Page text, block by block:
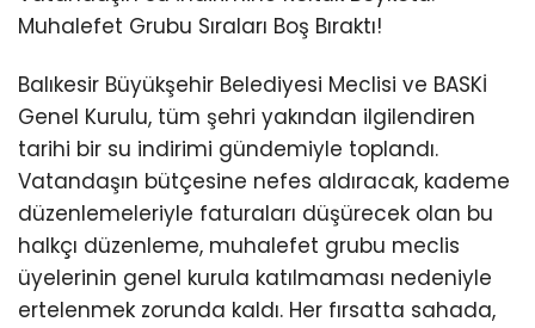
Muhalefet Grubu Sıraları Boş Bıraktı!
Balıkesir Büyükşehir Belediyesi Meclisi ve BASKİ
Genel Kurulu, tüm şehri yakından ilgilendiren
tarihi bir su indirimi gündemiyle toplandı.
Vatandaşın bütçesine nefes aldıracak, kademe
düzenlemeleriyle faturaları düşürecek olan bu
halkçı düzenleme, muhalefet grubu meclis
üyelerinin genel kurula katılmaması nedeniyle
ertelenmek zorunda kaldı. Her fırsatta sahada,